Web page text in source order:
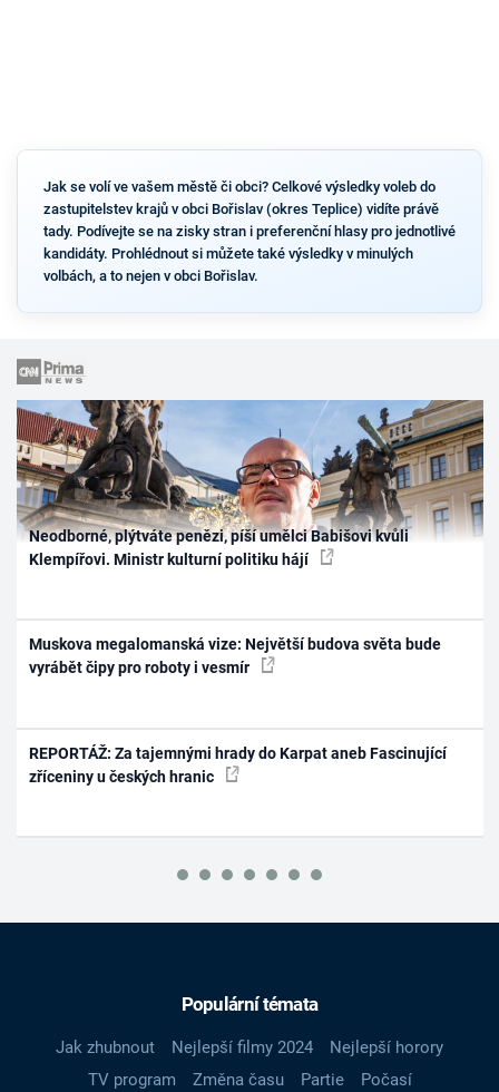
Jak se volí ve vašem městě či obci? Celkové výsledky voleb do
zastupitelstev krajů v obci Bořislav (okres Teplice) vidíte právě
tady. Podívejte se na zisky stran i preferenční hlasy pro jednotlivé
kandidáty. Prohlédnout si můžete také výsledky v minulých
volbách, a to nejen v obci Bořislav.
Neodborné, plýtváte penězi, píší umělci Babišovi kvůli
Klempířovi. Ministr kulturní politiku hájí
Muskova megalomanská vize: Největší budova světa bude
vyrábět čipy pro roboty i vesmír
REPORTÁŽ: Za tajemnými hrady do Karpat aneb Fascinující
zříceniny u českých hranic
Populární témata
Jak zhubnout Nejlepší filmy 2024
Nejlepší horory
TV program
Změna času Partie
Počasí